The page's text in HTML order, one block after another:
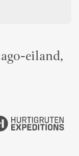
eiland,